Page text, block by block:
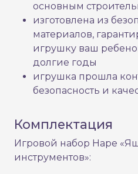
основным
изготовлена из
материалов,
игрушку ваш
долгие годы
игрушка прошла
безопасность и
Комплектация
Игровой набор Hape
инструментов»: